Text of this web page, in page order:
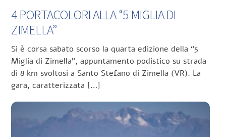
4 PORTACOLORI ALLA “5 MIGLIA DI
ZIMELLA”
Si è corsa sabato scorso la quarta edizione della “5
Miglia di Zimella”, appuntamento podistico su strada
di 8 km svoltosi a Santo Stefano di Zimella (VR). La
gara, caratterizzata […]